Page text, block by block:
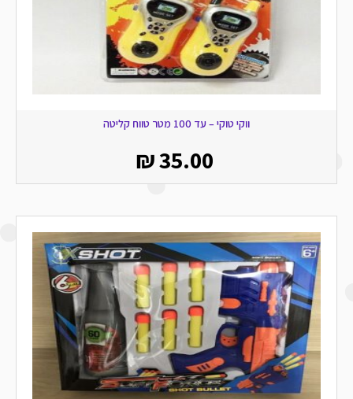
ווקי טוקי – עד 100 מטר טווח קליטה
₪35.00